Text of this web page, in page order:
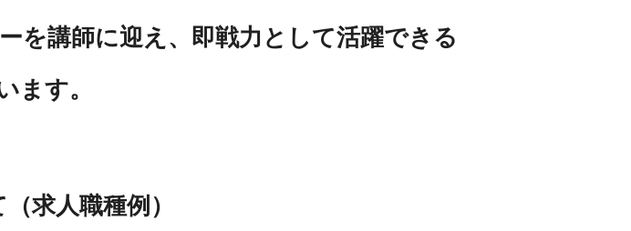
を講師に迎え、即戦力として活躍できる
ます。
求人職種例）